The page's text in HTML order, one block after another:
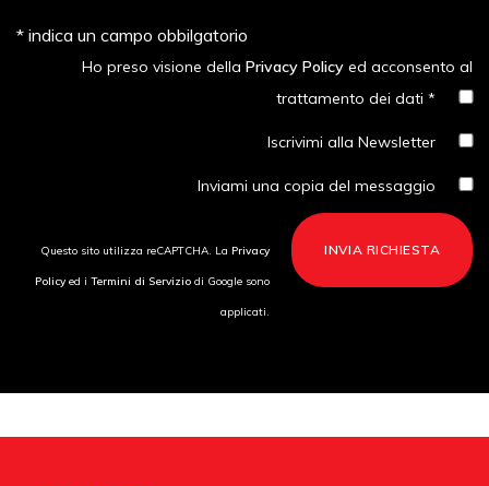
* indica un campo obbilgatorio
Ho preso visione della Privacy Policy ed acconsento al
trattamento dei dati *
Iscrivimi alla Newsletter
Inviami una copia del messaggio
Questo sito utilizza reCAPTCHA. LaPrivacy
Policyed iTermini di Servizio di Google sono
applicati.